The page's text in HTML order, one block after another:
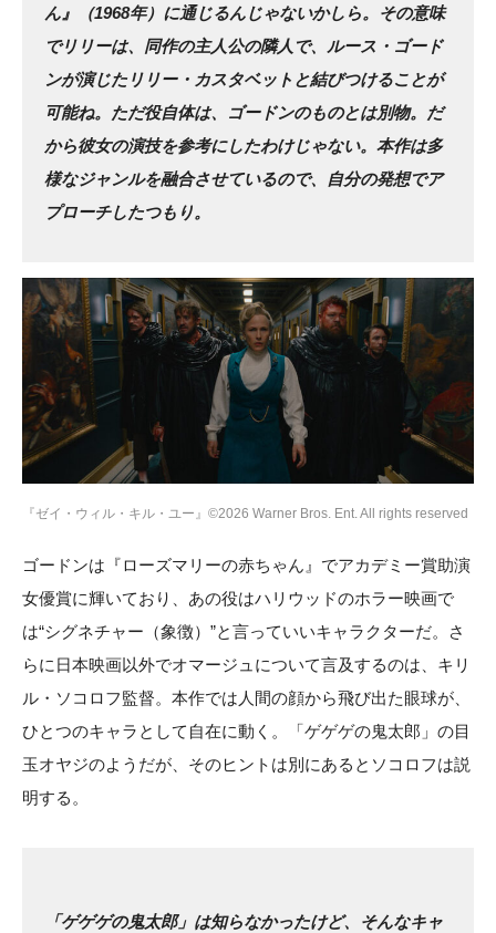
ん』（1968年）に通じるんじゃないかしら。その意味
でリリーは、同作の主人公の隣人で、ルース・ゴード
ンが演じたリリー・カスタベットと結びつけることが
可能ね。ただ役自体は、ゴードンのものとは別物。だ
から彼女の演技を参考にしたわけじゃない。本作は多
様なジャンルを融合させているので、自分の発想でア
プローチしたつもり。
『ゼイ・ウィル・キル・ユー』©2026 Warner Bros. Ent. All rights reserved
ゴードンは『ローズマリーの赤ちゃん』でアカデミー賞助演
女優賞に輝いており、あの役はハリウッドのホラー映画で
は“シグネチャー（象徴）”と言っていいキャラクターだ。さ
らに日本映画以外でオマージュについて言及するのは、キリ
ル・ソコロフ監督。本作では人間の顔から飛び出た眼球が、
ひとつのキャラとして自在に動く。「ゲゲゲの鬼太郎」の目
玉オヤジのようだが、そのヒントは別にあるとソコロフは説
明する。
「ゲゲゲの鬼太郎」は知らなかったけど、そんなキャ